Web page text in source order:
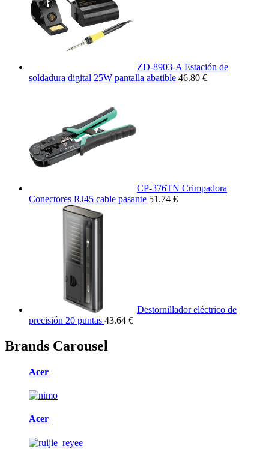
ZD-8903-A Estación de
soldadura digital 25W pantalla abatible 46.80 €
CP-376TN Crimpadora
Conectores RJ45 cable pasante 51.74 €
Destornillador eléctrico de
precisión 20 puntas 43.64 €
Brands Carousel
Acer
Acer